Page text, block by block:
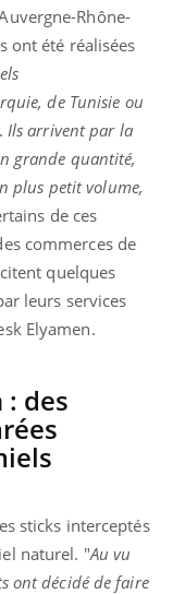
Rhône-
ont été réalisées
de Tunisie ou
Ils arrivent par la
grande quantité,
plus petit volume,
de ces
commerces de
quelques
leurs services
Elyamen.
: des
sticks interceptés
naturel. "Au vu
ont décidé de faire